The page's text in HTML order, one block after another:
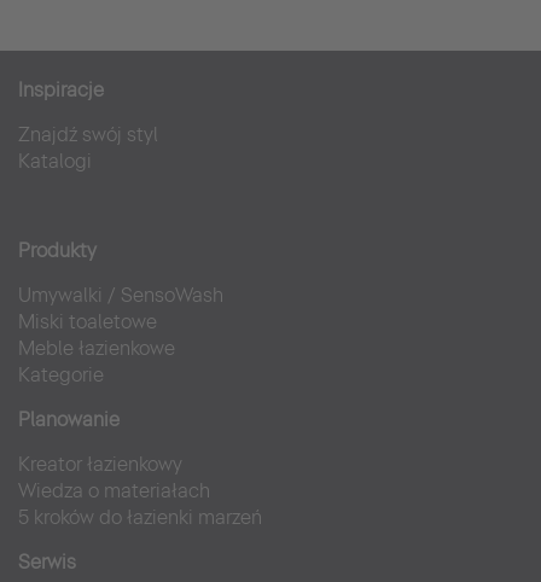
Inspiracje
Znajdź swój styl
Katalogi
Produkty
Umywalki / SensoWash
Miski toaletowe
Meble łazienkowe
Kategorie
Planowanie
Kreator łazienkowy
Wiedza o materiałach
5 kroków do łazienki marzeń
Serwis